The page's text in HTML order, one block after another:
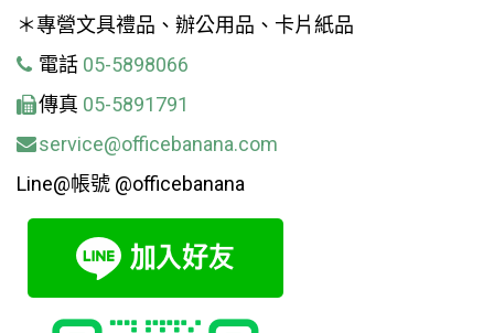
＊專營文具禮品、辦公用品、卡片紙品
電話 05-5898066
傳真 05-5891791
service@officebanana.com
Line@帳號 @officebanana